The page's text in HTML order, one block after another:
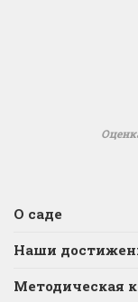
О саде
Наши
Методическая